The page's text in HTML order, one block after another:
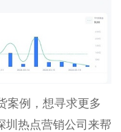
案例，想寻求更多
圳热点营销公司来帮